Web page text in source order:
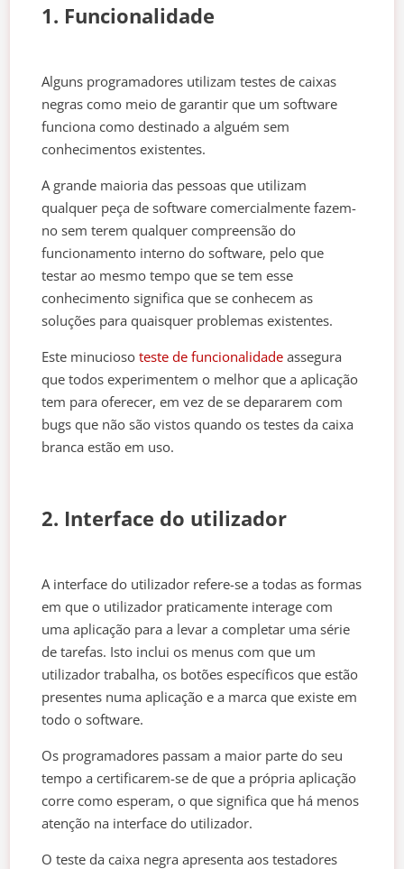
1. Funcionalidade
Alguns programadores utilizam testes de caixas
negras como meio de garantir que um software
funciona como destinado a alguém sem
conhecimentos existentes.
A grande maioria das pessoas que utilizam
qualquer peça de software comercialmente fazem-
no sem terem qualquer compreensão do
funcionamento interno do software, pelo que
testar ao mesmo tempo que se tem esse
conhecimento significa que se conhecem as
soluções para quaisquer problemas existentes.
Este minuciosoteste de funcionalidade assegura
que todos experimentem o melhor que a aplicação
tem para oferecer, em vez de se depararem com
bugs que não são vistos quando os testes da caixa
branca estão em uso.
2. Interface do utilizador
A interface do utilizador refere-se a todas as formas
em que o utilizador praticamente interage com
uma aplicação para a levar a completar uma série
de tarefas. Isto inclui os menus com que um
utilizador trabalha, os botões específicos que estão
presentes numa aplicação e a marca que existe em
todo o software.
Os programadores passam a maior parte do seu
tempo a certificarem-se de que a própria aplicação
corre como esperam, o que significa que há menos
atenção na interface do utilizador.
O teste da caixa negra apresenta aos testadores